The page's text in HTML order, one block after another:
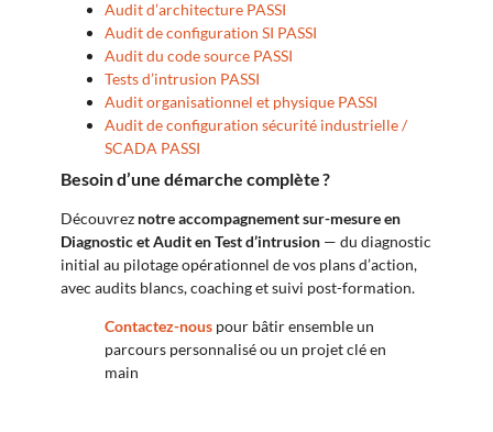
Audit d’architecture PASSI
Audit de configuration SI PASSI
Audit du code source PASSI
Tests d’intrusion PASSI
Audit organisationnel et physique PASSI
Audit de configuration sécurité industrielle /
SCADA PASSI
Besoin d’une démarche complète ?
Découvrez notre accompagnement sur-mesure en
Diagnostic et Audit en Test d’intrusion — du diagnostic
initial au pilotage opérationnel de vos plans d’action,
avec audits blancs, coaching et suivi post-formation.
Contactez-nous pour bâtir ensemble un
parcours personnalisé ou un projet clé en
main